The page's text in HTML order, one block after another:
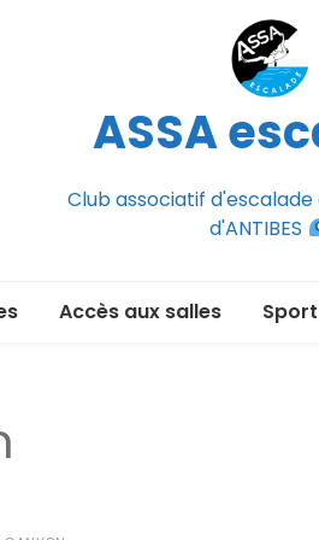
ASSA
Club associatif
d'ANTIBES
FFCAM)
Accès aux salles